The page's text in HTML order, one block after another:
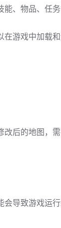
、物品、任务
游戏中加载
后的地图，
导致游戏运